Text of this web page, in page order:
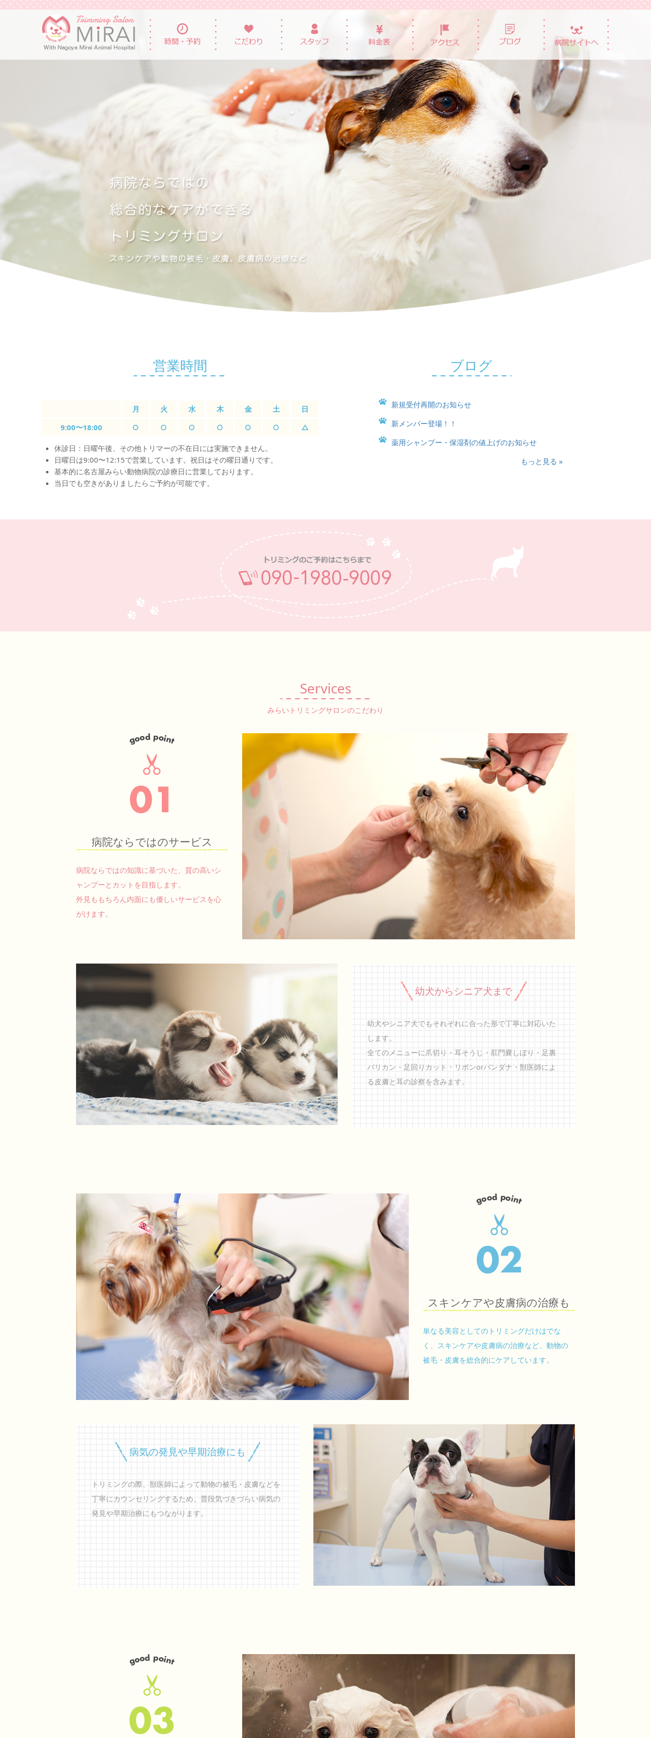
営業時間
月 火 水 木 金 土
日
9:00〜18:00
○ ○ ○ ○ ○ ○ △
休診日：日曜午後、その他トリマーの不在日には実施できません。
日曜日は9:00〜12:15で営業しています。祝日はその曜日通りです。
基本的に名古屋みらい動物病院の診療日に営業しております。
当日でも空きがありましたらご予約が可能です。
ブログ
新規受付再開のお知らせ
新メンバー登場！！
薬用シャンプー・保湿剤の値上げのお知らせ
もっと見る »
Services
みらいトリミングサロンのこだわり
病院ならではのサービス
病院ならではの知識に基づいた、質の高いシ
ャンプーとカットを目指します。
外見ももちろん内面にも優しいサービスを心
がけます。
幼犬からシニア犬まで
幼犬やシニア犬でもそれぞれに合った形で丁寧に対応いた
します。
全てのメニューに爪切り・耳そうじ・肛門嚢しぼり・足裏
バリカン・足回りカット・リボンorバンダナ・ 獣医師によ
る皮膚と耳の診察を含みます。
スキンケアや皮膚病の治療も
単なる美容としてのトリミングだけはでな
く、スキンケアや皮膚病の治療など、動物の
被毛・皮膚を総合的にケアしています。
病気の発見や早期治療にも
トリミングの際、獣医師によって動物の被毛・皮膚などを
丁寧にカウンセリングするため、普段気づきづらい病気の
発見や早期治療にもつながります。